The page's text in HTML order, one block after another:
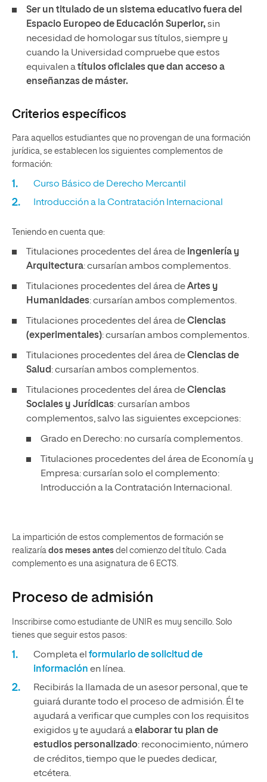
Ser un titulado de un sistema educativo fuera del
Espacio Europeo de Educación Superior,sin
necesidad de homologar sus títulos, siempre y
cuando la Universidad compruebe que estos
equivalen atítulos oficiales que dan acceso a
enseñanzas de máster.
Criterios específicos
Para aquellos estudiantes que no provengan de una formación
jurídica, se establecen los siguientes complementos de
formación:
Curso Básico de Derecho Mercantil
Introducción a la Contratación Internacional
Teniendo en cuenta que:
Titulaciones procedentes del área de Ingeniería y
Arquitectura: cursarían ambos complementos.
Titulaciones procedentes del área deArtes y
Humanidades: cursarían ambos complementos.
Titulaciones procedentes del área deCiencias
(experimentales): cursarían ambos complementos.
Titulaciones procedentes del área deCiencias de
Salud: cursarían ambos complementos.
Titulaciones procedentes del área deCiencias
Sociales y Jurídicas: cursarían ambos
complementos, salvo las siguientes excepciones:
Grado en Derecho: no cursaría complementos.
Titulaciones procedentes del área de Economía y
Empresa: cursarían solo el complemento:
Introducción a la Contratación Internacional.
La impartición de estos complementos de formación se
realizaría dos meses antes del comienzo del título. Cada
complemento es una asignatura de 6 ECTS.
Proceso de admisión
Inscribirse como estudiante de UNIR es muy sencillo. Solo
tienes que seguir estos pasos:
Completa el formulario de solicitud de
información en línea.
Recibirás la llamada de un asesor personal, que te
guiará durante todo el proceso de admisión. Él te
ayudará a verificar que cumples con los requisitos
exigidos y te ayudará aelaborar tu plan de
estudios personalizado: reconocimiento, número
de créditos, tiempo que le puedes dedicar,
etcétera.